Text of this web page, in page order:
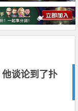
谈论到了扑